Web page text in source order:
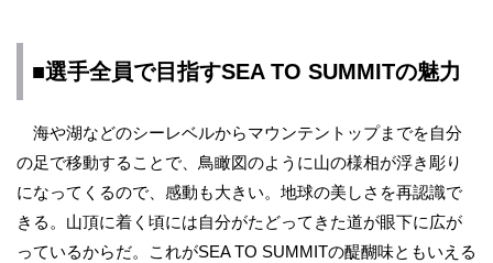
■選手全員で目指すSEA TO SUMMITの魅力
海や湖などのシーレベルからマウンテントップまでを自分
の足で移動することで、鳥瞰図のように山の様相が浮き彫り
になってくるので、感動も大きい。地球の美しさを再認識で
きる。山頂に着く頃には自分がたどってきた道が眼下に広が
っているからだ。これがSEA TO SUMMITの醍醐味ともいえる